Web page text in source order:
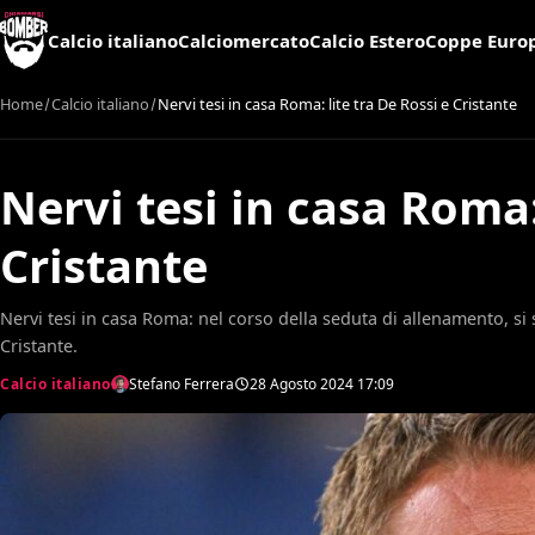
Calcio italianoCalciomercatoCalcio EsteroCoppe
Home Calcio italiano Nervi tesi in casa Roma: lite tra De Rossi e Cristante
Nervi tesi in casa
Cristante
Nervi tesi in casa Roma: nel corso della seduta di allenamento,
Cristante.
Calcio italiano Stefano Ferrera 28 Agosto 2024 17:09